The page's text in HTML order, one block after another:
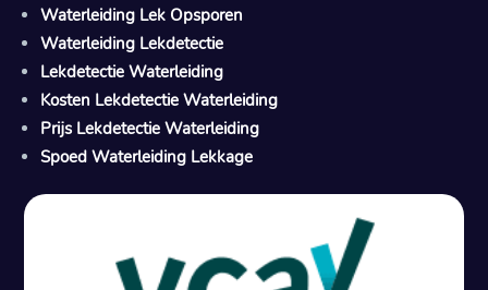
Waterleiding Lek Opsporen
Waterleiding Lekdetectie
Lekdetectie Waterleiding
Kosten Lekdetectie Waterleiding
Prijs Lekdetectie Waterleiding
Spoed Waterleiding Lekkage